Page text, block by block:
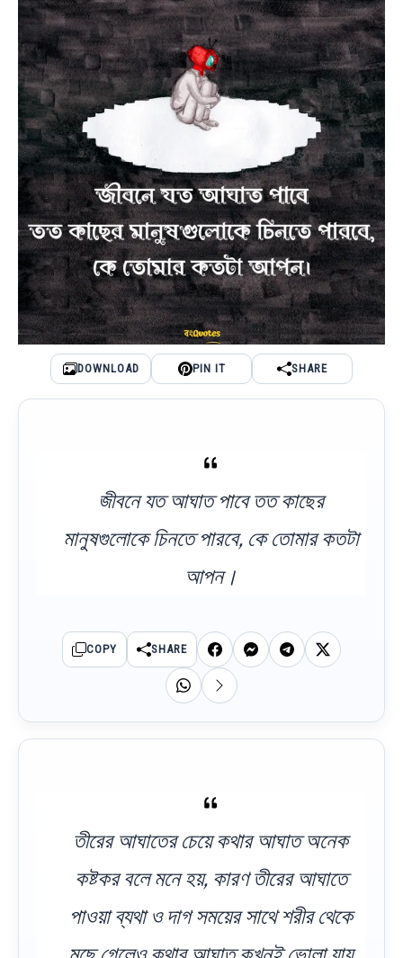
DOWNLOAD PIN IT SHARE
জীবনে যত আঘাত পাবে তত কাছের
মানুষগুলোকে চিনতে পারবে, কে তোমার কতটা
আপন।
COPY SHARE
তীরের আঘাতের চেয়ে কথার আঘাত অনেক
কষ্টকর বলে মনে হয়, কারণ তীরের আঘাতে
পাওয়া ব্যথা ও দাগ সময়ের সাথে শরীর থেকে